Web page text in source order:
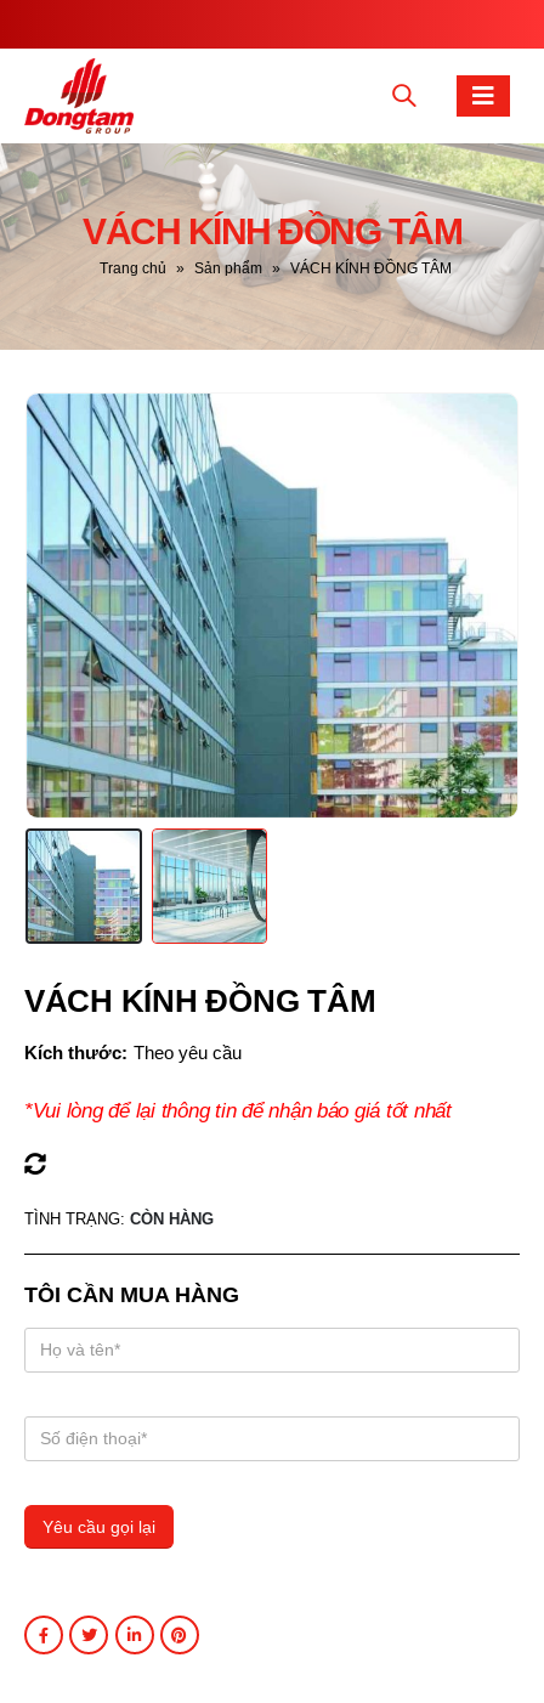
VÁCH KÍNH ĐỒNG TÂM
Trang chủ » Sản phẩm » VÁCH KÍNH ĐỒNG TÂM
VÁCH KÍNH ĐỒNG TÂM
Kích thước: Theo yêu cầu
*Vui lòng để lại thông tin để nhận báo giá tốt nhất
TÌNH TRẠNG: CÒN HÀNG
TÔI CẦN MUA HÀNG